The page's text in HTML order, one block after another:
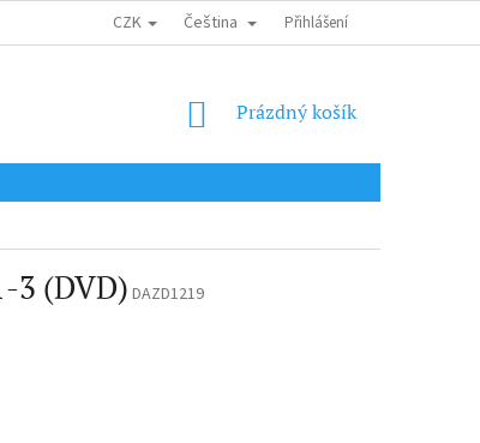
DO EU / INTERNATIONAL SHIPPING OBCHODNÍ PODMÍNKY
CZK Čeština Přihlášení
NÁKUPNÍ
Prázdný košík
3 (DVD) DAZD1219